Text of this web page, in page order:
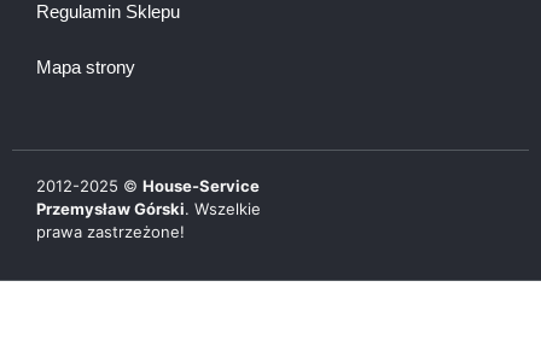
Regulamin Sklepu
Mapa strony
2012-2025 © House-Service
Przemysław Górski. Wszelkie
prawa zastrzeżone!